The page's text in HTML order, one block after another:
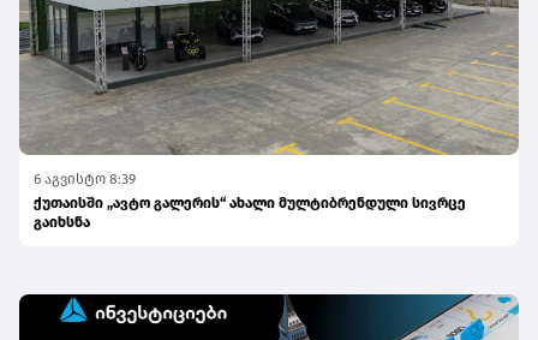
6 აგვისტო 8:39
ქუთაისში „ავტო გალერის“ ახალი მულტიბრენდული სივრცე
გაიხსნა